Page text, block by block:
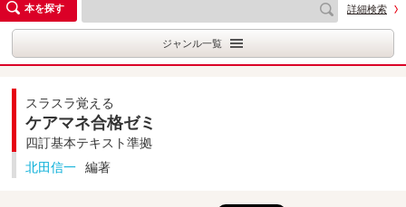
本を探す
詳細検索
ジャンル一覧
スラスラ覚える
ケアマネ合格ゼミ
四訂基本テキスト準拠
北田信一 編著